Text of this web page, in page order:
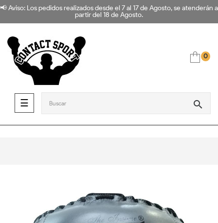
📢 Aviso: Los pedidos realizados desde el 7 al 17 de Agosto, se atenderán a
partir del 18 de Agosto.
search
0
Navegación de palanca
☰